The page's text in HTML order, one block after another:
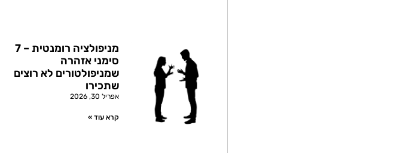
מניפולציה רומנטית – 7
סימני אזהרה
שמניפולטורים לא רוצים
שתכירו
אפריל 30, 2026
קרא עוד »